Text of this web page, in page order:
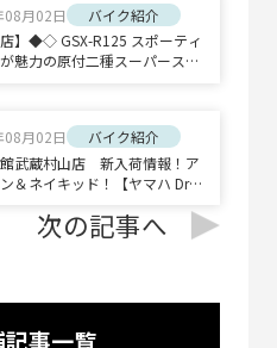
08月02日
バイク紹介
店】◆◇ GSX-R125 スポーティ
魅力の原付二種スーパースポ
08月02日
バイク紹介
武蔵村山店 新入荷情報！ア
＆ネイキッド！【ヤマハ Drag
】
記事一覧
次の記事へ